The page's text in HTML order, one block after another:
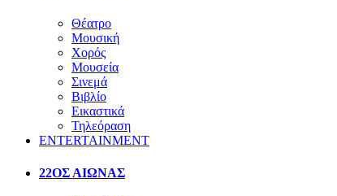
Θέατρο
Μουσική
Χορός
Μουσεία
Σινεμά
Βιβλίο
Εικαστικά
Τηλεόραση
ENTERTAINMENT
22ΟΣ ΑΙΩΝΑΣ